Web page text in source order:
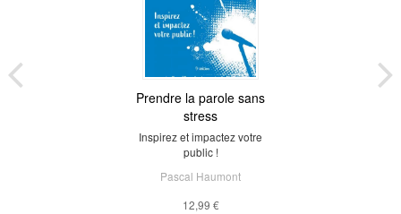
Prendre la parole sans
stress
Inspirez et impactez votre
public !
Pascal Haumont
12,99 €